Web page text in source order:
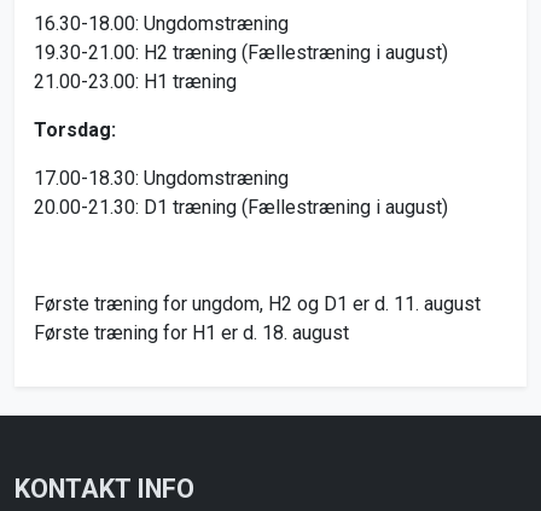
16.30-18.00: Ungdomstræning
19.30-21.00: H2 træning (Fællestræning i august)
21.00-23.00: H1 træning
Torsdag:
17.00-18.30: Ungdomstræning
20.00-21.30: D1 træning (Fællestræning i august)
Første træning for ungdom, H2 og D1 er d. 11. august
Første træning for H1 er d. 18. august
KONTAKT INFO